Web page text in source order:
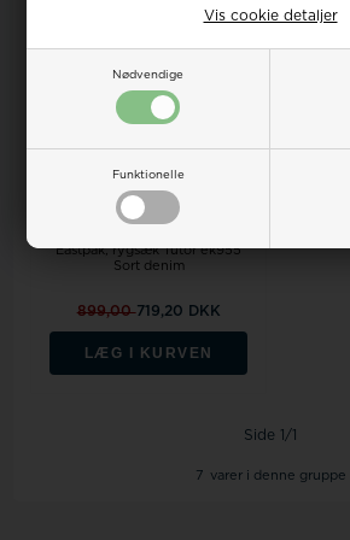
Nødvendige
Funktionelle
Vis cookie detaljer
På lager
Eastpak, rygsæk Tutor ek955
Sort denim
899,00719,20 DKK
LÆG I KURVEN
Side 1/1
7 varer i denne gruppe